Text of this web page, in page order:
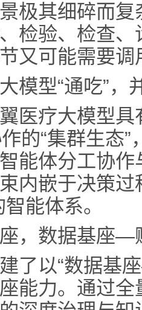
其细碎而复
检验、检查
又可能需要
型“通吃”，
疗大模型具
作的“集群生态
能体分工协
内嵌于决策
能体系。
， 数据基座—
以“数据基
能力。通过